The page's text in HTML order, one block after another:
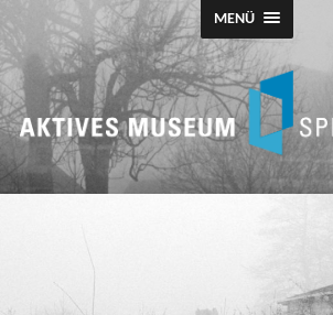
MENÜ
Todesmarsch
Leipzig-